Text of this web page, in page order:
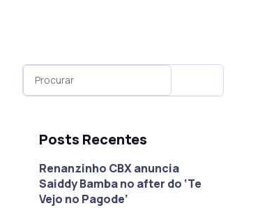
Posts Recentes
Renanzinho CBX anuncia
Saiddy Bamba no after do ‘Te
Vejo no Pagode’